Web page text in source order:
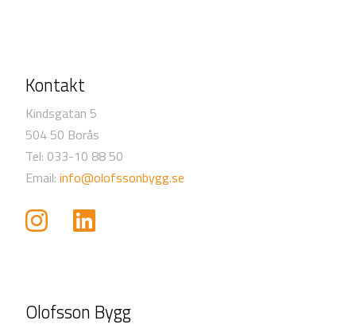
Kontakt
Kindsgatan 5
504 50 Borås
Tel: 033-10 88 50
Email: info@olofssonbygg.se
Olofsson Bygg